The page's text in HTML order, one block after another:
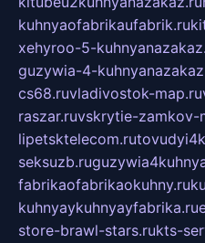
kuhnyaofabrikaufabrik.ru
xehyroo-5-
guzywia-4-
cs68.ruvladivostok-map.ru
raszar.ruvskrytie-zamkov-
lipetsktelecom.ru
seksuzb.ru
fabrikaofabrikaokuhny.ru
kuhnyaykuhnyayfabrika.ru
store-brawl-stars.rukts-